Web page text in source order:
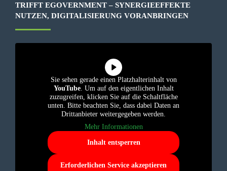
TRIFFT EGOVERNMENT – SYNERGIEEFFEKTE
NUTZEN, DIGITALISIERUNG VORANBRINGEN
Sie sehen gerade einen Platzhalterinhalt von
YouTube. Um auf den eigentlichen Inhalt
zuzugreifen, klicken Sie auf die Schaltfläche
unten. Bitte beachten Sie, dass dabei Daten an
Drittanbieter weitergegeben werden.
Mehr Informationen
Inhalt entsperren
Erforderlichen Service akzeptieren